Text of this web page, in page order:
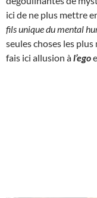
ici de ne plus mettre
fils unique du mental
seules choses les
fais ici allusion àl’ego